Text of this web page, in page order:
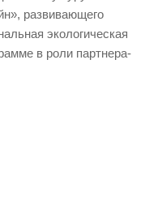
развивающего
экологическая
в роли партнера-